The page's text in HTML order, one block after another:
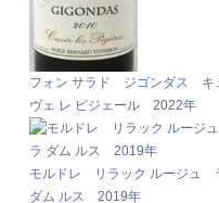
フォン サラド ジゴンダス キ
ヴェ レ ピジェール 2022年
モルドレ リラック ルージュ
ダム ルス 2019年